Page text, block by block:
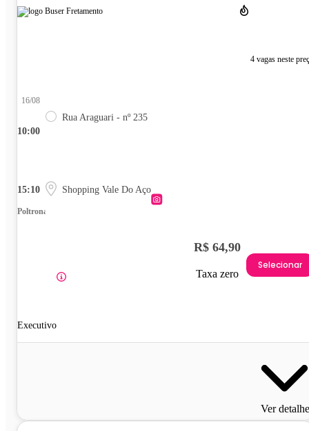
4 vagas neste
10:00
16/08
Rua Araguari - nº 235
15:10 Shopping Vale Do Aço
Poltrona
Executivo
R$ 64,90
Taxa zero
Selecionar
Ver